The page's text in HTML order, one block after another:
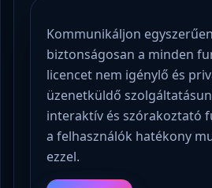
Kommunikáljon
biztonságosan a minden
licencet nem igénylő és
üzenetküldő
interaktív és szórakoztató
a felhasználók hatékony
ezzel.